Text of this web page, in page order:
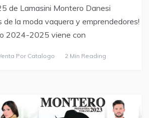
de Lamasini Montero Danesi
de la moda vaquera y emprendedores!
2024-2025 viene con
Por Catalogo 2 Min Reading